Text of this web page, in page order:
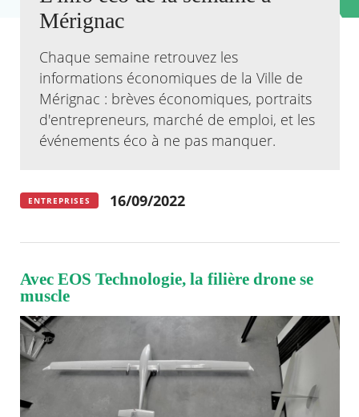
Actualités
Kiosque
Espace de services en ligne
Facebook
X Instagram
Youtube
Linkedin
Mérignac
Chaque semaine retrouvez les
informations économiques de la Ville de
Mérignac : brèves économiques, portraits
d'entrepreneurs, marché de emploi, et les
événements éco à ne pas manquer.
ENTREPRISES 16/09/2022
Avec EOS Technologie, la filière drone se
muscle